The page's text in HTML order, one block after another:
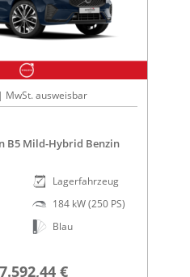
ausweisbar
B5 Mild-Hybrid Benzin
Lagerfahrzeug
184 kW (250 PS)
Blau
€